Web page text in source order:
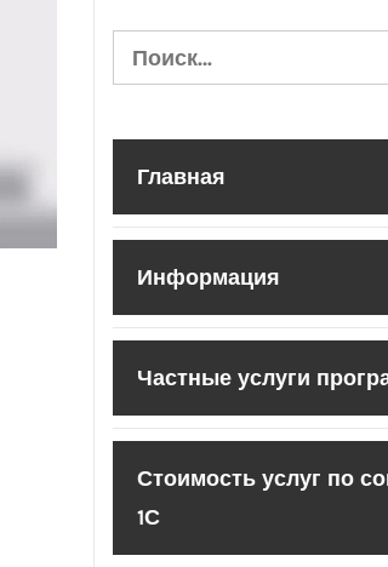
Найти:
Главная
Информация
Частные услуги
Стоимость услуг по
1С